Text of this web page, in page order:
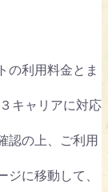
の利用料金とま
キャリアに対応
認の上、ご利用
に移動して、